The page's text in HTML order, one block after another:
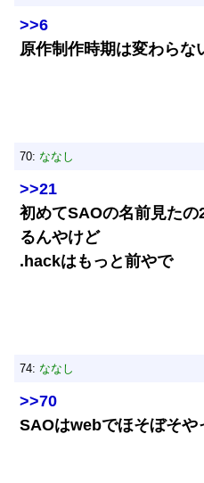
>>6
原作制作時期は変わらな
70: ななし
>>21
初めてSAOの名前見た
るんやけど
.hackはもっと前やで
74: ななし
>>70
SAOはwebでほそぼそや